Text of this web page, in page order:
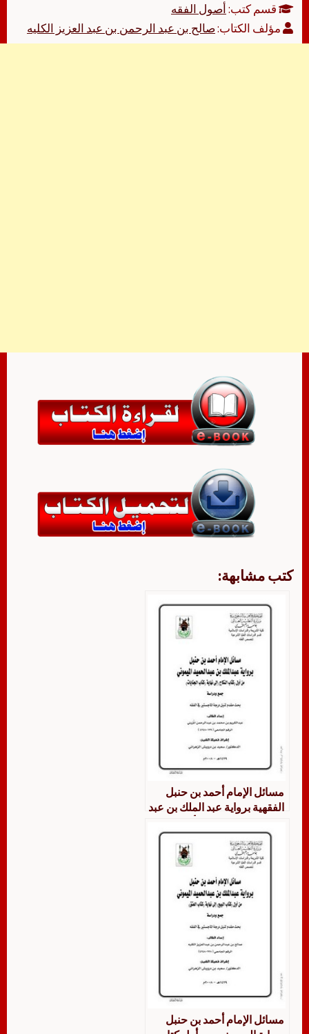
قسم كتب:أصول الفقه
مؤلف الكتاب:صالح بن عبد الرحمن بن عبد العزيز الكليه
كتب مشابهة:
مسائل الإمام أحمد بن حنبل
الفقهية برواية عبد الملك بن عبد
النكاح إلى نهاية كتاب الجنايات
جمعاً ودراسة
مسائل الإمام أحمد بن حنبل